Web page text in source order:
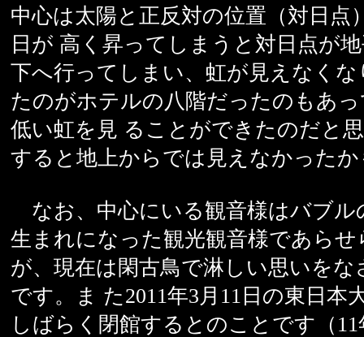
中心は太陽と正反対の位置（対日点
日が 高く昇ってしまうと対日点が
下へ行ってしまい、虹が見えなく
たのがホテルの八階だったのもあ
低い虹を見 ることができたのだと
すると地上からでは見えなかった
なお、中心にいる観音様はバブル
生まれになった観光観音様であら
が、現在は閑古鳥で淋しい思いを
です。ま た2011年3月11日の東日本
しばらく閉館するとのことです（